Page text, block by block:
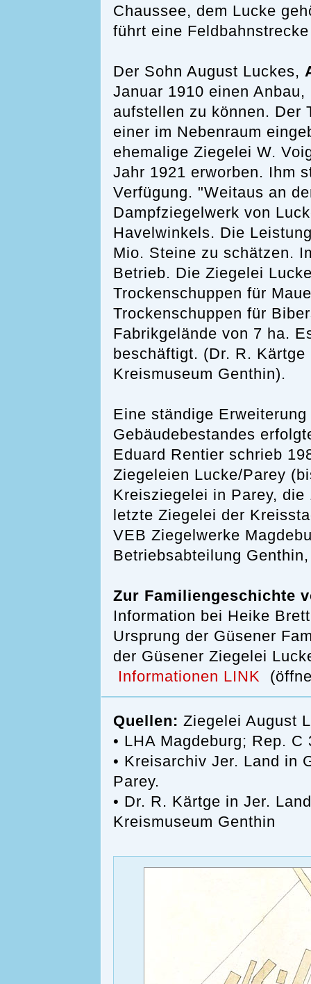
Chaussee, dem Lucke
führt eine
Der Sohn August Luckes,
Januar 1910 einen
aufstellen zu können. Der
einer im Nebenraum
ehemalige Ziegelei W.
Jahr 1921 erworben. Ihm
Verfügung. "Weitaus an
Dampfziegelwerk von
Havelwinkels. Die
Mio. Steine zu schätzen.
Betrieb. Die Ziegelei
Trockenschuppen für
Trockenschuppen für
Fabrikgelände von 7 ha.
beschäftigt. (Dr. R.
Kreismuseum Genthin).
Eine ständige
Gebäudebestandes
Eduard Rentier schrieb
Ziegeleien Lucke/Parey
Kreisziegelei in Parey,
letzte Ziegelei der
VEB Ziegelwerke
Betriebsabteilung
Zur Familiengeschichte
Information bei Heike
Ursprung der Güsener
der Güsener Ziegelei
Informationen LINK
Quellen: Ziegelei August
• LHA Magdeburg; Rep.
• Kreisarchiv Jer. Land in
Parey.
• Dr. R. Kärtge in Jer.
Kreismuseum Genthin